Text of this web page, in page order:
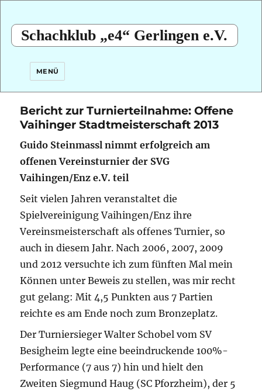
Schachklub „e4“ Gerlingen e.V.
MENÜ
Bericht zur Turnierteilnahme: Offene
Vaihinger Stadtmeisterschaft 2013
Guido Steinmassl nimmt erfolgreich am
offenen Vereinsturnier der SVG
Vaihingen/Enz e.V. teil
Seit vielen Jahren veranstaltet die
Spielvereinigung Vaihingen/Enz ihre
Vereinsmeisterschaft als offenes Turnier, so
auch in diesem Jahr. Nach 2006, 2007, 2009
und 2012 versuchte ich zum fünften Mal mein
Können unter Beweis zu stellen, was mir recht
gut gelang: Mit 4,5 Punkten aus 7 Partien
reichte es am Ende noch zum Bronzeplatz.
Der Turniersieger Walter Schobel vom SV
Besigheim legte eine beeindruckende 100%-
Performance (7 aus 7) hin und hielt den
Zweiten Siegmund Haug (SC Pforzheim), der 5